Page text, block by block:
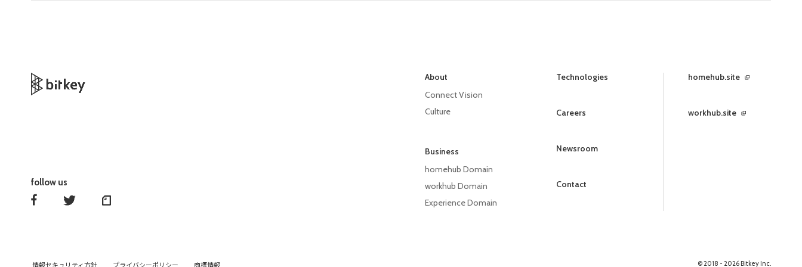
follow us
About
Connect Vision
Culture
Business
homehub Domain
workhub Domain
Experience Domain
Technologies
Careers
Newsroom
Contact
homehub.site
workhub.site
情報セキュリティ方針 プライバシーポリシー 商標情報 © 2018 - 2026 Bitkey Inc.